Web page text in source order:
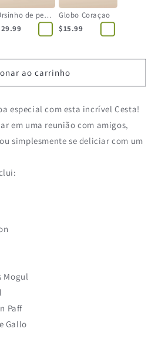
Ursinho de pelúcia
Globo Coraçao
$15.99
ao carrinho
especial com esta incrível Cesta!
em uma reunião com amigos,
simplesmente se deliciar com um
Mogul
Paff
Gallo